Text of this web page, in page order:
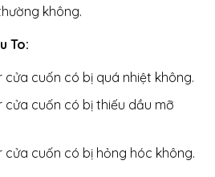
không.
To:
cuốn có bị quá nhiệt không.
cửa cuốn có bị thiếu dầu mỡ
cửa cuốn có bị hỏng hóc không.